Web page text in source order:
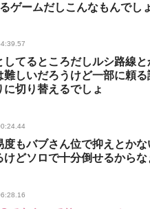
ゲームだしこんなもんでし
てるところだしルシ路線
しいだろうけど一部に頼
切り替えるでしょ
もバブさん位で抑えとか
どソロで十分倒せるからな